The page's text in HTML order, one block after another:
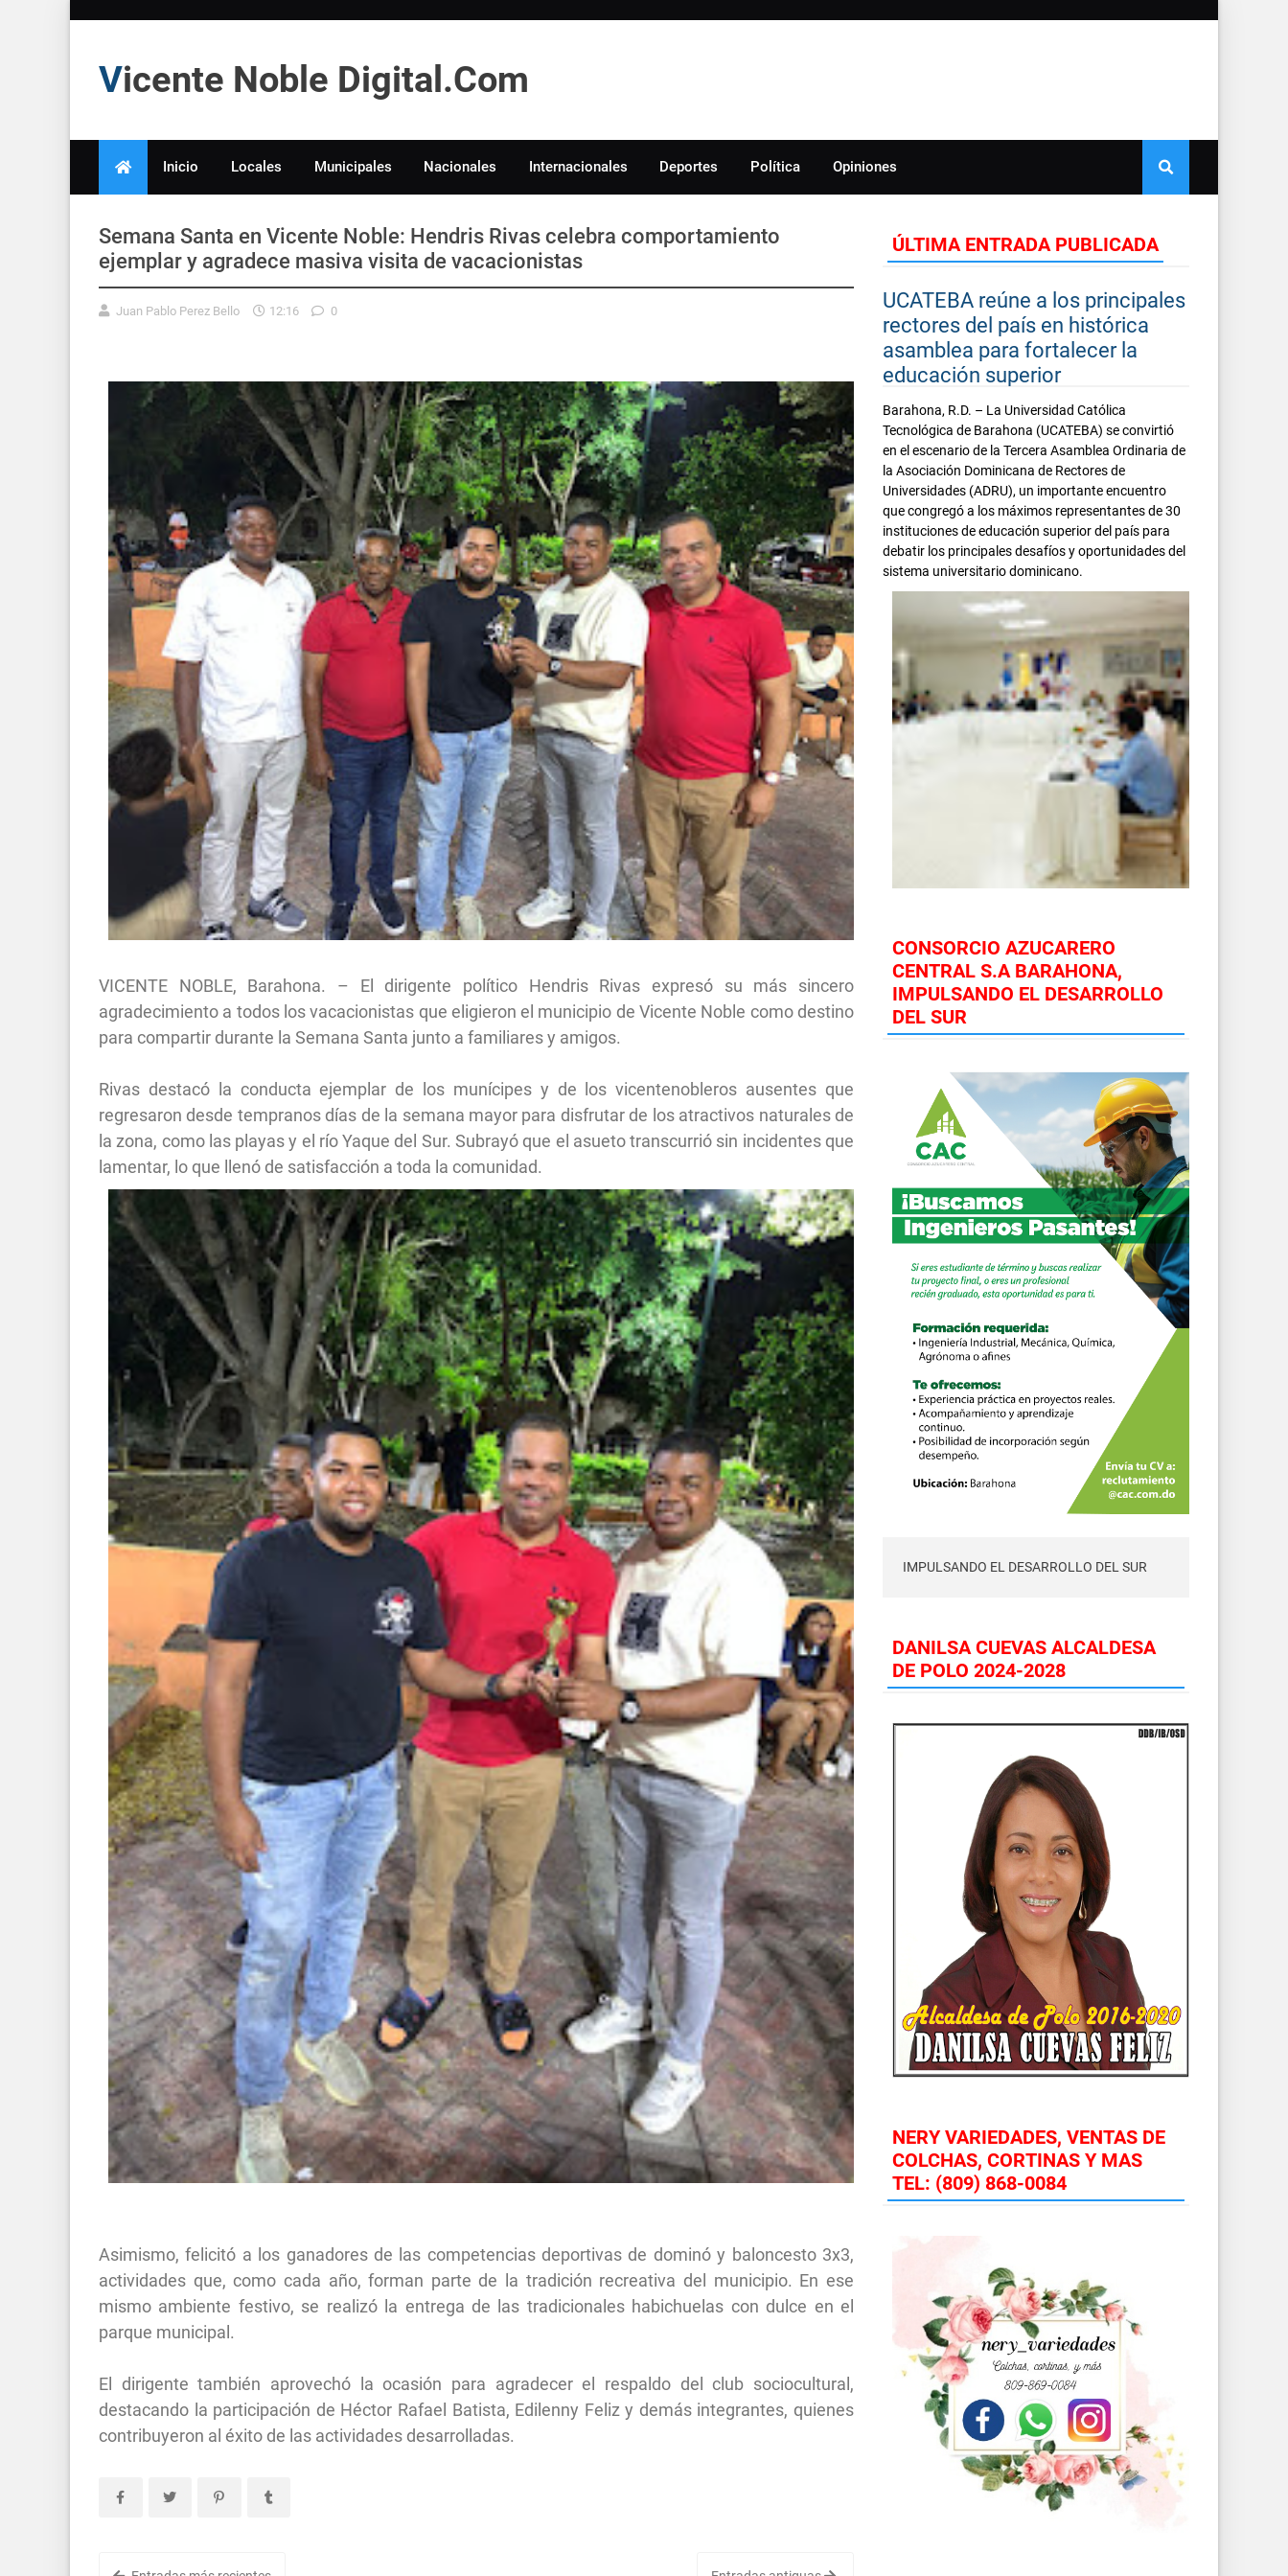
Vicente Noble Digital.Com
Inicio Locales Municipales Nacionales Internacionales Deportes Política Opiniones
Semana Santa en Vicente Noble: Hendris Rivas celebra comportamiento
ejemplar y agradece masiva visita de vacacionistas
Juan Pablo Perez Bello 12:16 0
VICENTE NOBLE, Barahona. – El dirigente político Hendris Rivas expresó su más sincero
agradecimiento a todos los vacacionistas que eligieron el municipio de Vicente Noble como destino
para compartir durante la Semana Santa junto a familiares y amigos.
Rivas destacó la conducta ejemplar de los munícipes y de los vicentenobleros ausentes que
regresaron desde tempranos días de la semana mayor para disfrutar de los atractivos naturales de
la zona, como las playas y el río Yaque del Sur. Subrayó que el asueto transcurrió sin incidentes que
lamentar, lo que llenó de satisfacción a toda la comunidad.
Asimismo, felicitó a los ganadores de las competencias deportivas de dominó y baloncesto 3x3,
actividades que, como cada año, forman parte de la tradición recreativa del municipio. En ese
mismo ambiente festivo, se realizó la entrega de las tradicionales habichuelas con dulce en el
parque municipal.
El dirigente también aprovechó la ocasión para agradecer el respaldo del club sociocultural,
destacando la participación de Héctor Rafael Batista, Edilenny Feliz y demás integrantes, quienes
contribuyeron al éxito de las actividades desarrolladas.
ÚLTIMA ENTRADA PUBLICADA
UCATEBA reúne a los principales
rectores del país en histórica
asamblea para fortalecer la
educación superior
Barahona, R.D. – La Universidad Católica
Tecnológica de Barahona (UCATEBA) se convirtió
en el escenario de la Tercera Asamblea Ordinaria de
la Asociación Dominicana de Rectores de
Universidades (ADRU), un importante encuentro
que congregó a los máximos representantes de 30
instituciones de educación superior del país para
debatir los principales desafíos y oportunidades del
sistema universitario dominicano.
CONSORCIO AZUCARERO
CENTRAL S.A BARAHONA,
IMPULSANDO EL DESARROLLO
DEL SUR
IMPULSANDO EL DESARROLLO DEL SUR
DANILSA CUEVAS ALCALDESA
DE POLO 2024-2028
NERY VARIEDADES, VENTAS DE
COLCHAS, CORTINAS Y MAS
TEL: (809) 868-0084